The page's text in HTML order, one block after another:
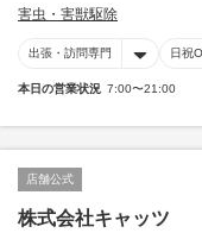
害虫・害獣駆除
出張・訪問専門 日祝
本日の営業状況 7:00〜21:00
店舗公式
株式会社キャッツ